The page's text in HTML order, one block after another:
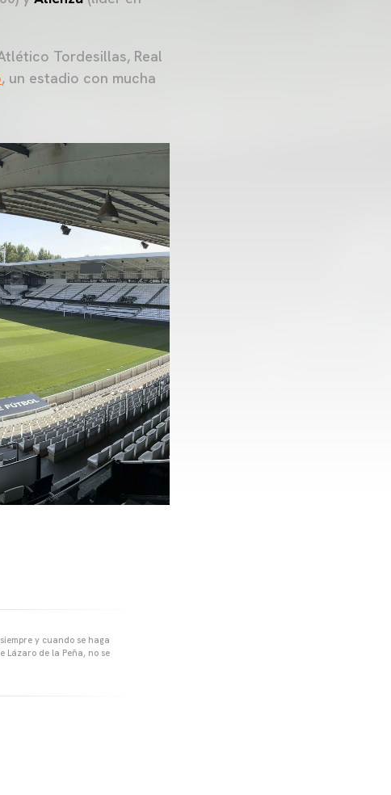
Tordesillas, Real
, un estadio con mucha
y cuando se haga
Lázaro de la Peña, no se